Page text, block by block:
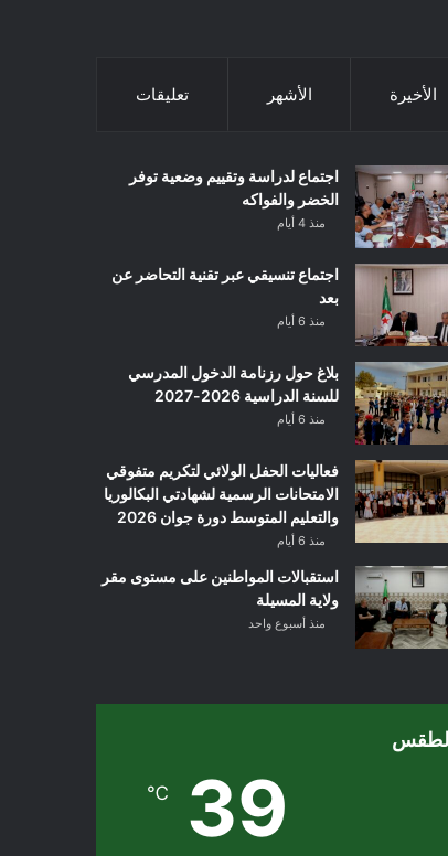
الأخيرة الأشهر تعليقات
اجتماع لدراسة وتقييم وضعية توفر
الخضر والفواكه
منذ 4 أيام
اجتماع تنسيقي عبر تقنية التحاضر عن
بعد
منذ 6 أيام
بلاغ حول رزنامة الدخول المدرسي
للسنة الدراسية 2026-2027
منذ 6 أيام
فعاليات الحفل الولائي لتكريم متفوقي
الامتحانات الرسمية لشهادتي البكالوريا
والتعليم المتوسط دورة جوان 2026
منذ 6 أيام
استقبالات المواطنين على مستوى مقر
ولاية المسيلة
منذ أسبوع واحد
الطقس
39
℃